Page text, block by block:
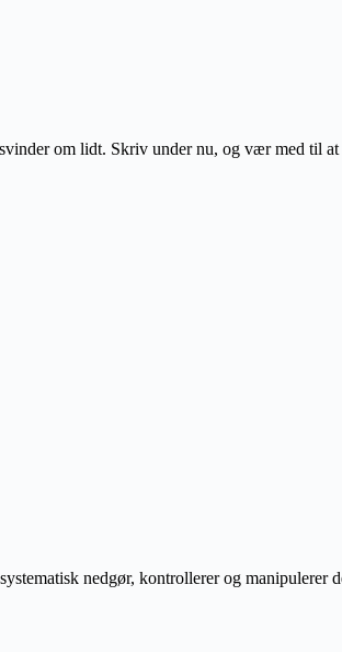
om lidt. Skriv under nu, og vær med til
nedgør, kontrollerer og manipulerer